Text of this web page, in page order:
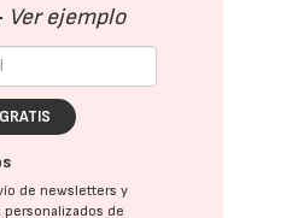
Ver ejemplo
de newsletters y
de